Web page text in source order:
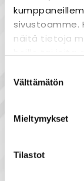
sivustoamme.
näitä tietoja
heille tai joita
valinta
Välttämätön
Mieltymykset
Tilastot
Pääkytkin/
Din kisko